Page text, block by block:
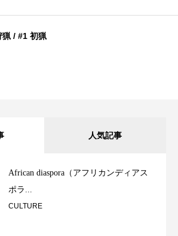
猟 / #1 初猟
人気記事
African diaspora（アフリカンディアス
ポラ...
CULTURE